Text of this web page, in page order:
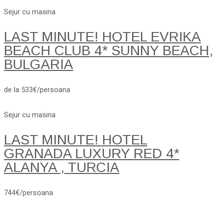
Sejur cu masina
LAST MINUTE! HOTEL EVRIKA
BEACH CLUB 4* SUNNY BEACH,
BULGARIA
de la 533€/persoana
Sejur cu masina
LAST MINUTE! HOTEL
GRANADA LUXURY RED 4*
ALANYA , TURCIA
744€/persoana